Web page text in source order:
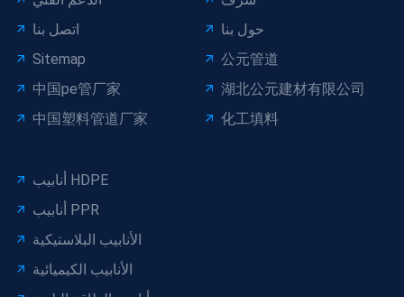
اتصل بنا
حول بنا
Sitemap
公元管道
中国pe管厂家
湖北公元建材有限公司
中国塑料管道厂家
化工填料
أنابيب HDPE
أنابيب PPR
الأنابيب البلاستيكية
الأنابيب الكيميائية